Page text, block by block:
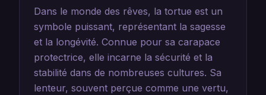
Dans le monde des rêves, la tortue est un
symbole puissant, représentant la sagesse
et la longévité. Connue pour sa carapace
protectrice, elle incarne la sécurité et la
stabilité dans de nombreuses cultures. Sa
lenteur, souvent perçue comme une vertu,